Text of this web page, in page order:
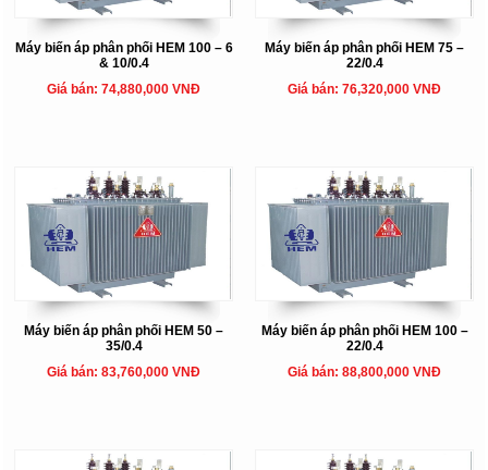
Máy biến áp phân phối HEM 100 – 6
& 10/0.4
Giá bán: 74,880,000 VNĐ
Máy biến áp phân phối HEM 75 –
22/0.4
Giá bán: 76,320,000 VNĐ
Máy biến áp phân phối HEM 50 –
35/0.4
Giá bán: 83,760,000 VNĐ
Máy biến áp phân phối HEM 100 –
22/0.4
Giá bán: 88,800,000 VNĐ